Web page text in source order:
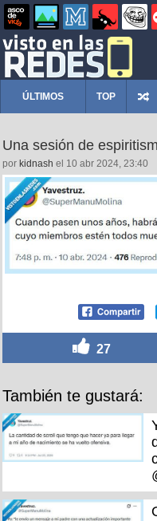
ÚLTIMOS TOP
Una sesión de
por kidnash el 10 abr 2024, 23:40
27
También te gustará: